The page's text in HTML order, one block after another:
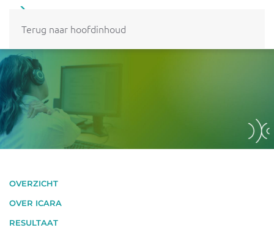
Terug naar hoofdinhoud
OVERZICHT
OVER ICARA
RESULTAAT